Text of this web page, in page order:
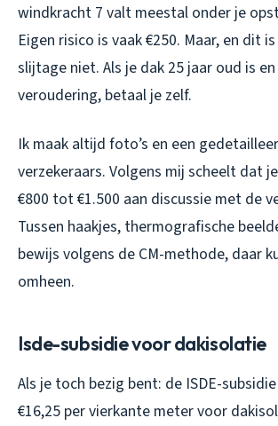
windkracht 7 valt meestal onder je
Eigen risico is vaak €250. Maar, en dit
slijtage niet. Als je dak 25 jaar oud is
veroudering, betaal je zelf.
Ik maak altijd foto’s en een
verzekeraars. Volgens mij scheelt dat
€800 tot €1.500 aan discussie met de
Tussen haakjes, thermografische
bewijs volgens de CM-methode, daar
omheen.
Isde-subsidie voor dakisolatie
Als je toch bezig bent: de ISDE-
€16,25 per vierkante meter voor